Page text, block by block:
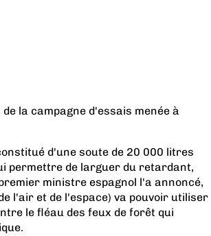
la campagne d'essais menée à
d'une soute de 20 000 litres
permettre de larguer du retardant,
ministre espagnol l'a annoncé,
l'air et de l'espace) va pouvoir utiliser
le fléau des feux de forêt qui